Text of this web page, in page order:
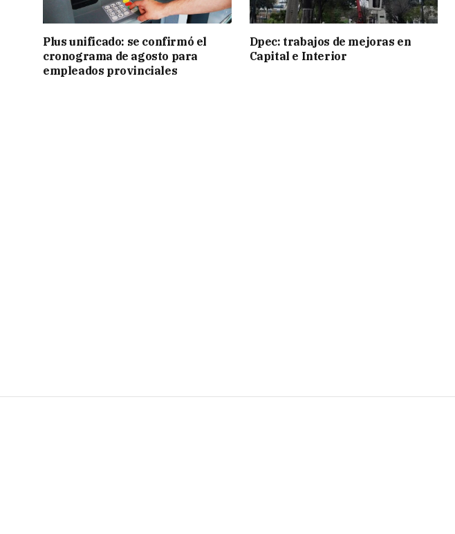
Plus unificado: se confirmó el
cronograma de agosto para
empleados provinciales
Dpec: trabajos de mejoras en
Capital e Interior